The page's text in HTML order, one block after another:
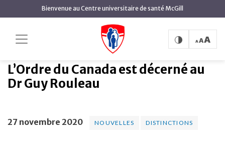
principal
Bienvenue au Centre universitaire de santé McGill
Nouvelles
décerné au Dr Guy Rouleau
L’Ordre du Canada est décerné au
Dr Guy Rouleau
27 novembre 2020 NOUVELLES DISTINCTIONS